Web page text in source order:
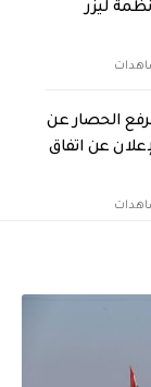
ليزر
الحصار عن
عن اتفاق